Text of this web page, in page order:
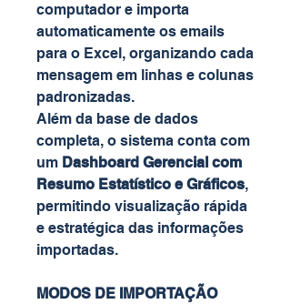
computador e importa
automaticamente os emails
para o Excel, organizando cada
mensagem em linhas e colunas
padronizadas.
Além da base de dados
completa, o sistema conta com
um Dashboard Gerencial com
Resumo Estatístico e Gráficos,
permitindo visualização rápida
e estratégica das informações
importadas.
MODOS DE IMPORTAÇÃO